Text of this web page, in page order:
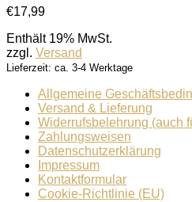
€17,99
Enthält 19% MwSt.
zzgl. Versand
Lieferzeit: ca. 3-4 Werktage
Allgemeine
Versand & Lieferung
Widerrufsbelehrung (auch
Zahlungsweisen
Datenschutzerklärung
Impressum
Kontaktformular
Cookie-Richtlinie (EU)